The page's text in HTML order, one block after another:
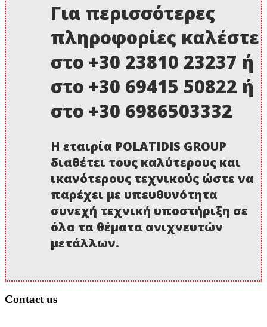
Για περισσότερες
πληροφορίες καλέστε
στο +30 23810 23237 ή
στο +30 69415 50822 ή
στο +30 6986503332
Η εταιρία POLATIDIS GROUP
διαθέτει τους καλύτερους και
ικανότερους τεχνικούς ώστε να
παρέχει με υπευθυνότητα
συνεχή τεχνική υποστήριξη σε
όλα τα θέματα ανιχνευτών
μετάλλων.
Contact us